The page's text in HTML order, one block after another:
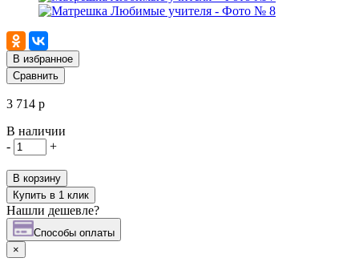
В избранное
Сравнить
3 714 р
В наличии
-
+
В корзину
Купить в 1 клик
Нашли дешевле?
Cпособы оплаты
×